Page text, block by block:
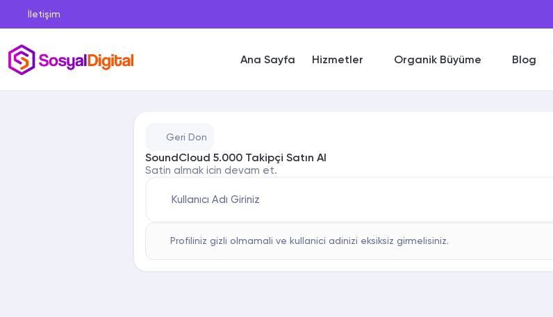
İletişim
Ana Sayfa Hizmetler Organik Büyüme Blog
Geri Don
SoundCloud 5.000 Takipçi Satın Al
Satin almak icin devam et.
Kullanıcı Adı Giriniz
Profiliniz gizli olmamali ve kullanici adinizi eksiksiz girmelisiniz.